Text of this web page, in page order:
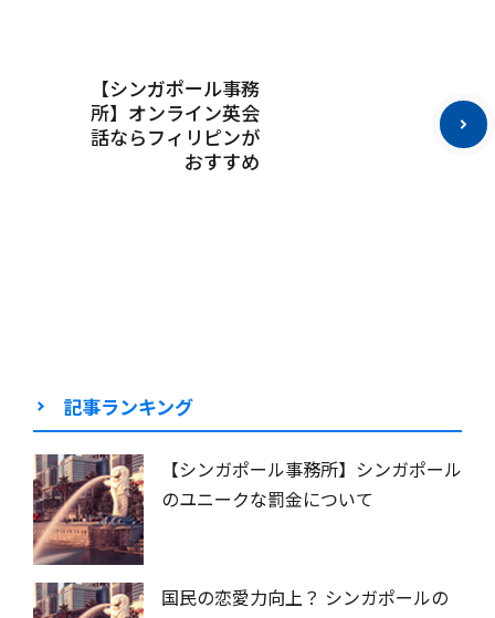
【シンガポール事務
所】オンライン英会
話ならフィリピンが
おすすめ
記事ランキング
【シンガポール事務所】シンガポール
のユニークな罰金について
国民の恋愛力向上？ シンガポールの